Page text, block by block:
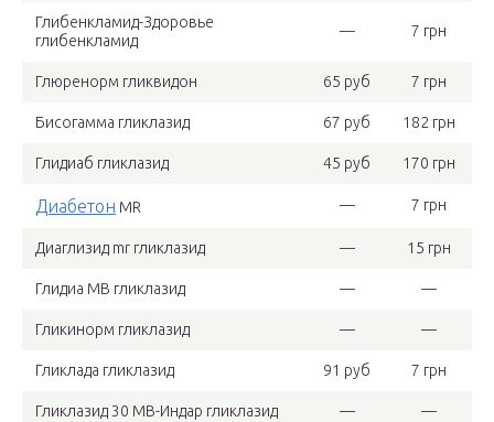
Глибенкламид-Здоровье
глибенкламид
— 7 грн
Глюренорм гликвидон 65 руб 7 грн
Бисогамма гликлазид 67 руб 182 грн
Глидиаб гликлазид 45 руб 170 грн
Диабетон MR — 7 грн
Диаглизид mr гликлазид — 15 грн
Глидиа МВ гликлазид — —
Гликинорм гликлазид — —
Гликлада гликлазид 91 руб 7 грн
Гликлазид 30 МВ-Индар гликлазид — —